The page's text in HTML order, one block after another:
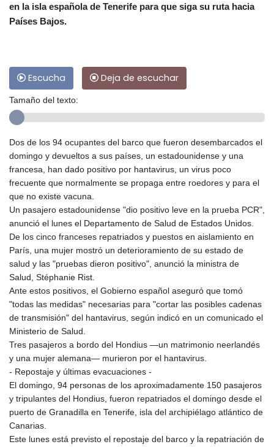
en la isla española de Tenerife para que siga su ruta hacia
Países Bajos.
Escucha Deja de escuchar
Tamaño del texto:
Dos de los 94 ocupantes del barco que fueron desembarcados el
domingo y devueltos a sus países, un estadounidense y una
francesa, han dado positivo por hantavirus, un virus poco
frecuente que normalmente se propaga entre roedores y para el
que no existe vacuna.
Un pasajero estadounidense "dio positivo leve en la prueba PCR",
anunció el lunes el Departamento de Salud de Estados Unidos.
De los cinco franceses repatriados y puestos en aislamiento en
París, una mujer mostró un deterioramiento de su estado de
salud y las "pruebas dieron positivo", anunció la ministra de
Salud, Stéphanie Rist.
Ante estos positivos, el Gobierno español aseguró que tomó
"todas las medidas" necesarias para "cortar las posibles cadenas
de transmisión" del hantavirus, según indicó en un comunicado el
Ministerio de Salud.
Tres pasajeros a bordo del Hondius —un matrimonio neerlandés
y una mujer alemana— murieron por el hantavirus.
- Repostaje y últimas evacuaciones -
El domingo, 94 personas de los aproximadamente 150 pasajeros
y tripulantes del Hondius, fueron repatriados el domingo desde el
puerto de Granadilla en Tenerife, isla del archipiélago atlántico de
Canarias.
Este lunes está previsto el repostaje del barco y la repatriación de